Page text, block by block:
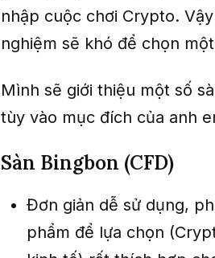
nhập cuộc chơi Crypto.
nghiệm sẽ khó để chọn
Mình sẽ giới thiệu một số
tùy vào mục đích của anh
Sàn Bingbon (CFD)
Đơn giản dễ sử dụng,
phẩm để lựa chọn